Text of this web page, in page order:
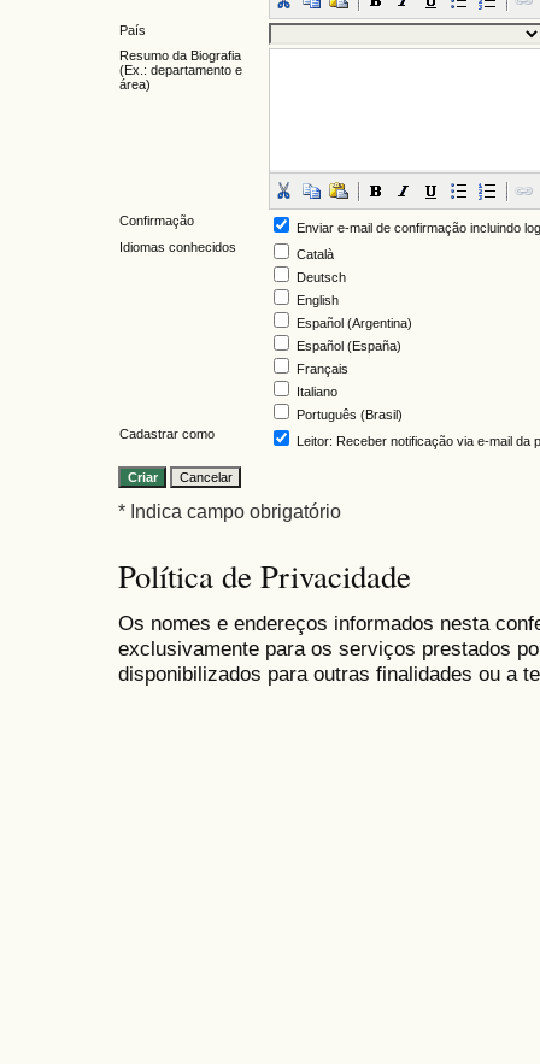
País
Resumo da Biografia
(Ex.: departamento e
área)
Confirmação
Enviar e-mail de confirmação incluindo
Idiomas conhecidos
Català
Deutsch
English
Español (Argentina)
Español (España)
Français
Italiano
Português (Brasil)
Cadastrar como
Leitor: Receber notificação via e-mail da
* Indica campo obrigatório
Política de Privacidade
Os nomes e endereços informados nesta
exclusivamente para os serviços prestados
disponibilizados para outras finalidades ou a